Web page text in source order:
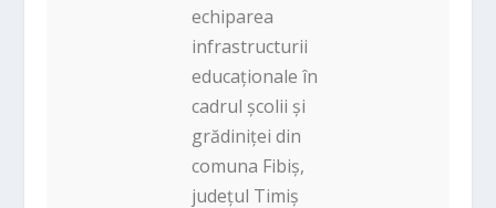
echiparea
infrastructurii
educaționale în
cadrul școlii și
grădiniței din
comuna Fibiș,
județul Timiș